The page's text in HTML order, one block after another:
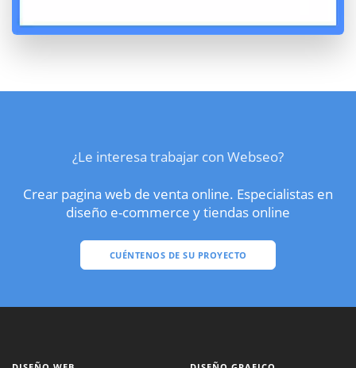
¿Le interesa trabajar con Webseo?
Crear pagina web de venta online. Especialistas en
diseño e-commerce y tiendas online
CUÉNTENOS DE SU PROYECTO